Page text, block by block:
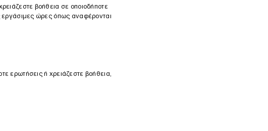
βοήθεια σε οποιοδήποτε
εργάσιμες ώρες όπως αναφέρονται
ερωτήσεις ή χρειάζεστε βοήθεια,